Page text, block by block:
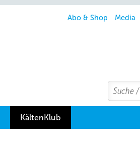
Abo & Shop Media
Search
Suchen
KältenKlub